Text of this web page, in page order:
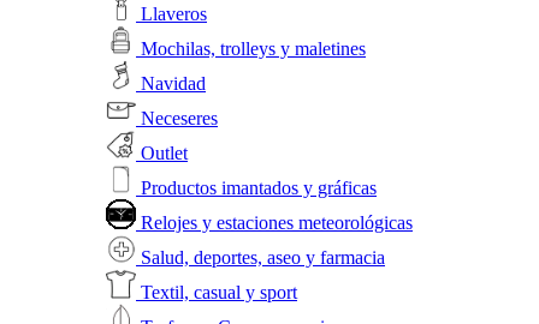
Llaveros
Mochilas, trolleys y maletines
Navidad
Neceseres
Outlet
Productos imantados y gráficas
Relojes y estaciones meteorológicas
Salud, deportes, aseo y farmacia
Textil, casual y sport